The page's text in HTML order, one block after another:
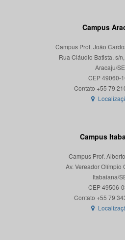
Campus
Campus Prof. João
Rua Cláudio Batista, s/
Aracaju/SE
CEP 49060-
Campus
Campus Prof.
Av. Vereador Olímpio
Itabaiana/
CEP 49506-